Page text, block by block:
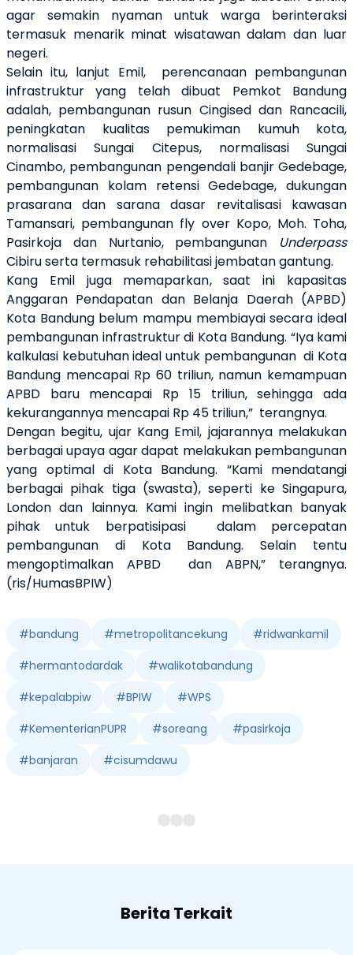
agar semakin nyaman untuk warga berinteraksi
termasuk menarik minat wisatawan dalam dan luar
negeri.
Selain itu, lanjut Emil,
perencanaan pembangunan
infrastruktur yang telah dibuat Pemkot Bandung
adalah, pembangunan rusun Cingised dan Rancacili,
peningkatan kualitas pemukiman kumuh kota,
normalisasi Sungai Citepus, normalisasi Sungai
Cinambo, pembangunan pengendali banjir Gedebage,
pembangunan kolam retensi Gedebage, dukungan
prasarana dan sarana dasar revitalisasi kawasan
Tamansari, pembangunan fly over Kopo, Moh. Toha,
Pasirkoja dan Nurtanio, pembangunan Underpass
Cibiru serta termasuk rehabilitasi jembatan gantung.
Kang Emil juga memaparkan, saat ini kapasitas
Anggaran Pendapatan dan Belanja Daerah (APBD)
Kota Bandung belum mampu membiayai secara ideal
pembangunan infrastruktur di Kota Bandung. “Iya kami
kalkulasi kebutuhan ideal untuk pembangunan di Kota
Bandung mencapai Rp 60 triliun, namun kemampuan
APBD baru mencapai Rp 15 triliun, sehingga ada
kekurangannya mencapai Rp 45 triliun,” terangnya.
Dengan begitu, ujar Kang Emil, jajarannya melakukan
berbagai upaya agar dapat melakukan pembangunan
yang optimal di Kota Bandung. “Kami mendatangi
berbagai pihak tiga (swasta), seperti ke Singapura,
London dan lainnya. Kami ingin melibatkan banyak
pihak untuk berpatisipasi
dalam percepatan
pembangunan di Kota Bandung. Selain tentu
mengoptimalkan APBD
dan ABPN,” terangnya.
(ris/HumasBPIW)
#bandung #metropolitancekung #ridwankamil
#hermantodardak #walikotabandung
#kepalabpiw #BPIW #WPS
#KementerianPUPR #soreang #pasirkoja
#banjaran #cisumdawu
Berita Terkait